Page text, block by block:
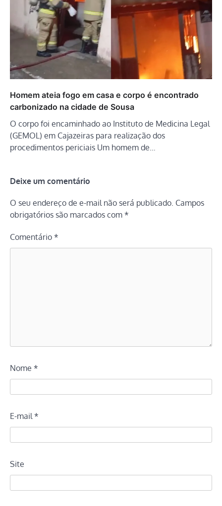
Homem ateia fogo em casa e corpo é encontrado
carbonizado na cidade de Sousa
O corpo foi encaminhado ao Instituto de Medicina Legal
(GEMOL) em Cajazeiras para realização dos
procedimentos periciais Um homem de…
Deixe um comentário
O seu endereço de e-mail não será publicado. Campos
obrigatórios são marcados com *
Comentário *
Nome *
E-mail *
Site